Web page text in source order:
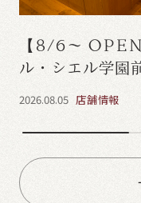
【8/6～ OPEN
ル・シエル学園
2026.08.05 店舗情報